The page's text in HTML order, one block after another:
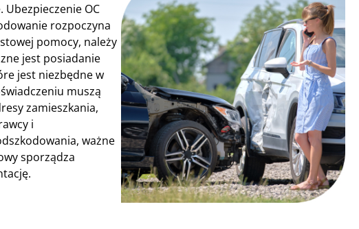
OC
rozpoczyna
pomocy, należy
jest posiadanie
jest niezbędne w
muszą
zamieszkania,
i
ważne
sporządza